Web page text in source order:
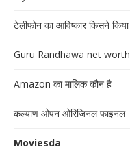
टेलीफोन का आविष्कार किसने किया
Guru Randhawa net worth
Amazon का मालिक कौन है
कल्याण ओपन ओरिजिनल फाइनल
Moviesda